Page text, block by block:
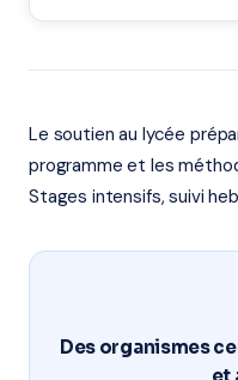
Le soutien au lycée
programme et les
Stages intensifs, suivi
Des organismes